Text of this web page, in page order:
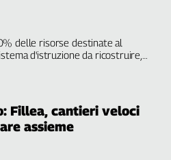
delle risorse destinate al
d'istruzione da ricostruire,
Fillea, cantieri veloci
assieme